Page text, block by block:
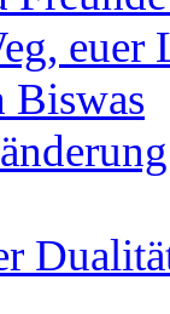
euer
Biswas